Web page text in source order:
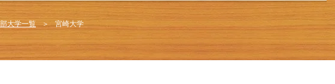
大学一覧 宮崎大学